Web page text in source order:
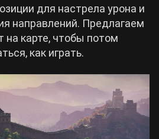
to Everness
Endfield
для настрела урона и
направлений. Предлагаем
на карте, чтобы потом
как играть.